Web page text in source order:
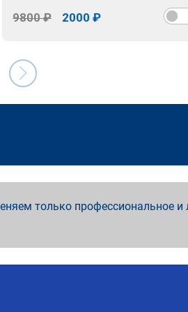
9800 ₽ 2000 ₽
только профессиональное и